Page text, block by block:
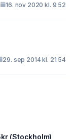
16. nov 2020 kl. 9:52
29. sep 2014 kl. 21:54
(Stockholm)